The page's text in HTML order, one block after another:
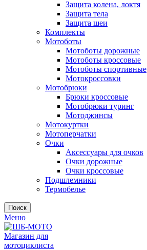
Защита колена, локтя
Защита тела
Защита шеи
Комплекты
Мотоботы
Мотоботы дорожные
Мотоботы кроссовые
Мотоботы спортивные
Мотокроссовки
Мотобрюки
Брюки кроссовые
Мотобрюки туринг
Мотоджинсы
Мотокуртки
Мотоперчатки
Очки
Аксессуары для очков
Очки дорожные
Очки кроссовые
Подшлемники
Термобелье
Поиск
Меню